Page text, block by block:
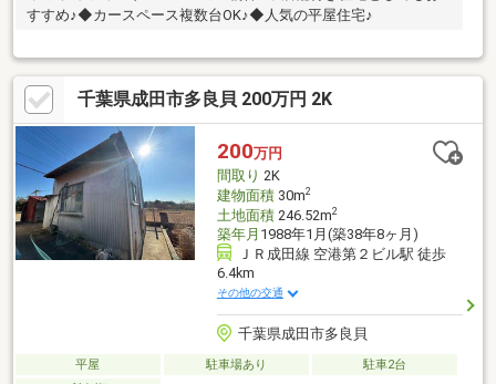
すすめ♪◆カースペース複数台OK♪◆人気の平屋住宅♪
千葉県成田市多良貝 200万円 2K
200万円
間取り 2K
建物面積30m2
土地面積246.52m2
築年月 1988年1月(築38年8ヶ月)
ＪＲ成田線 空港第２ビル駅 徒歩
6.4km
その他の交通
千葉県成田市多良貝
平屋 駐車場あり
駐車2台